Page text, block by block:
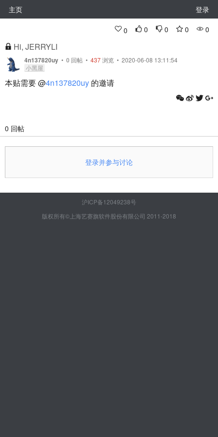
主页 登录
0 0 0 0 0
Hi, JERRYLI
4n137820uy • 0 回帖 • 437浏览 • 2020-06-08 13:11:54
小黑屋
本贴需要 @4n137820uy 的邀请
0 回帖
登录并参与讨论
沪ICP备12049238号
版权所有©上海艺赛旗软件股份有限公司 2011-2018